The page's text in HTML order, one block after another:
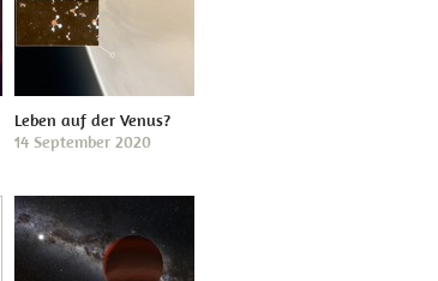
Leben auf der Venus?
14 September 2020